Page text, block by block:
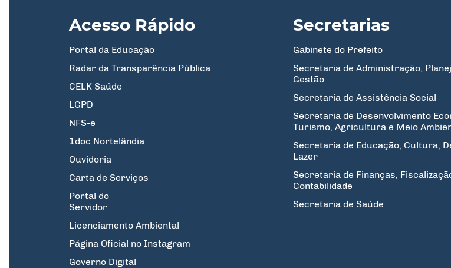
Acesso Rápido
Portal da Educação
Radar da Transparência Pública
CELK Saúde
LGPD
NFS-e
1doc Nortelândia
Ouvidoria
Carta de Serviços
Portal do
Servidor
Licenciamento Ambiental
Página Oficial no Instagram
Governo Digital
Secretarias
Gabinete do Prefeito
Secretaria de Administração,
Gestão
Secretaria de Assistência Social
Secretaria de Desenvolvimento
Turismo, Agricultura e Meio
Secretaria de Educação, Cultura,
Lazer
Secretaria de Finanças,
Contabilidade
Secretaria de Saúde